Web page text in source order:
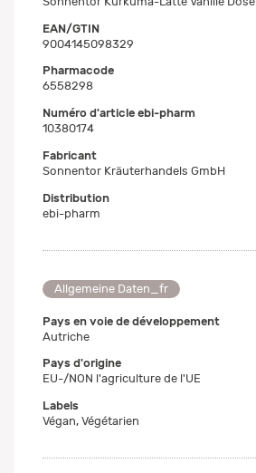
EAN/GTIN
9004145098329
Pharmacode
6558298
Numéro d'article ebi-pharm
10380174
Fabricant
Sonnentor Kräuterhandels GmbH
Distribution
ebi-pharm
Allgemeine Daten_fr
Pays en voie de développement
Autriche
Pays d'origine
EU-/NON l'agriculture de l'UE
Labels
Végan, Végétarien